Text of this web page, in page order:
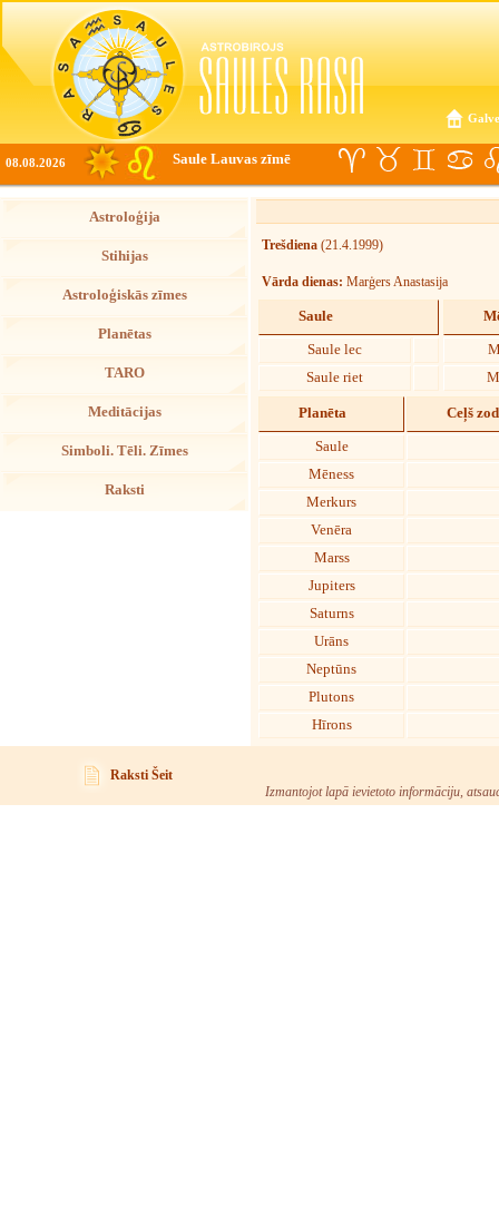
08.08.2026 Saule Lauvas zīmē
Astroloģija
Stihijas
Astroloģiskās zīmes
Planētas
TARO
Meditācijas
Simboli. Tēli. Zīmes
Raksti
Trešdiena (21.4.1999)
Vārda dienas: Marģers Anastasija
Saule
Saule lec
Saule riet
Planēta Ceļš
Saule
Mēness
Merkurs
Venēra
Marss
Jupiters
Saturns
Urāns
Neptūns
Plutons
Hīrons
Raksti Šeit
Izmantojot lapā ievietoto informāciju,